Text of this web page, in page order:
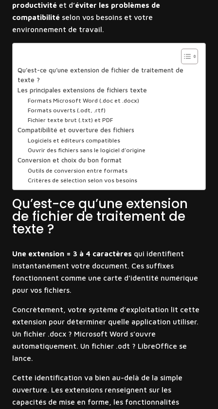
productivitéet d’éviter les problèmes de
compatibilitéselon vos besoins et votre
environnement de travail.
Qu’est-ce qu’une extension de fichier de traitement de
texte ?
Les principales extensions de fichiers texte
Formats Microsoft Word (.doc et .docx)
Formats ouverts (.odt, .rtf)
Fichier texte brut (.txt) et PDF
Compatibilité et ouverture des fichiers
Logiciels et éditeurs compatibles
Ouvrir des fichiers sans le logiciel d’origine
Conversion et choix du bon format
Outils de conversion entre formats
Critères de sélection selon vos besoins
Qu’est-ce qu’une extension
de fichier de traitement de
texte ?
Une extension = 3 à 4 caractères qui identifient
instantanément votre document. Ces suffixes
fonctionnent comme une carte d’identité numérique
pour vos fichiers.
Concrètement, votre système d’exploitation lit cette
extension pour déterminer quelle application utiliser.
Un fichier .docx ? Microsoft Word s’ouvre
automatiquement. Un fichier .odt ? LibreOffice se
lance.
Cette identification va bien au-delà de la simple
ouverture. Les extensions renseignent sur les
capacités de mise en forme, les fonctionnalités